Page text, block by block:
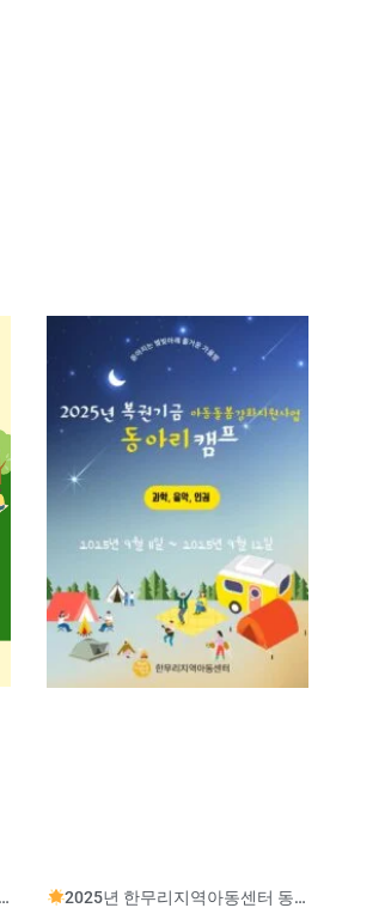
2025년 한무리지역아동센터 동아리 캠프